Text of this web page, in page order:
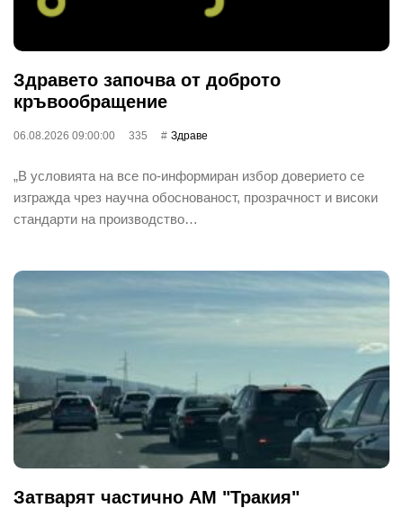
Здравето започва от доброто
кръвообращение
06.08.2026 09:00:00 335 Здраве
„В условията на все по-информиран избор доверието се
изгражда чрез научна обоснованост, прозрачност и високи
стандарти на производство…
Затварят частично АМ "Тракия"